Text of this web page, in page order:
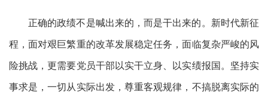
正确的政绩不是喊出来的，而是干出来的。新时代新征
程，面对艰巨繁重的改革发展稳定任务，面临复杂严峻的风
险挑战，更需要党员干部以实干立身、以实绩报国。坚持实
事求是，一切从实际出发，尊重客观规律，不搞脱离实际的